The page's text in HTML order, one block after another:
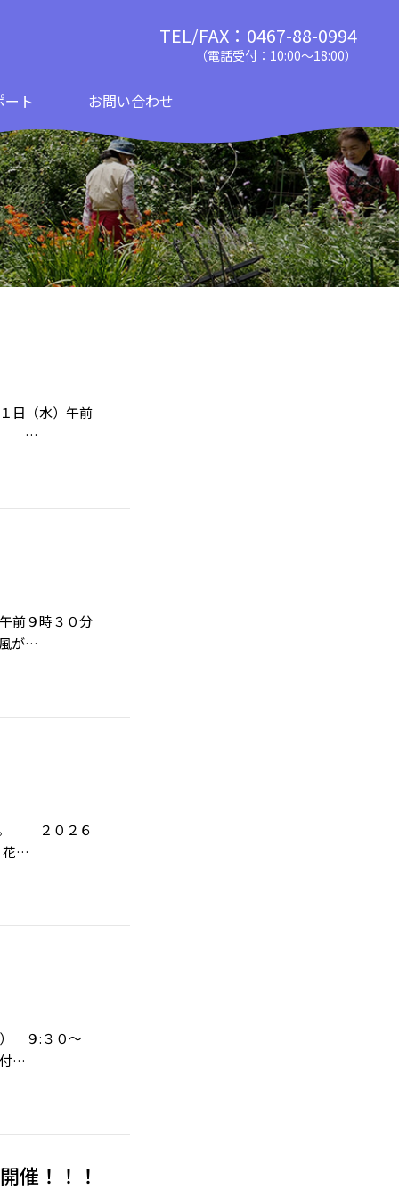
TEL/FAX：0467-88-0994
（電話受付：10:00〜18:00）
ート お問い合わせ
日（水）午前
備 …
前９時３０分
が…
２０２６
花…
） ９:３０～
…
催！！！